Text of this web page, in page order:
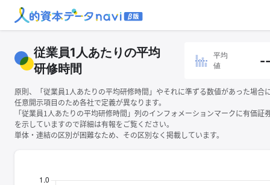
従業員1人あたりの平均
研修時間
平均
値
--
原則、「従業員1人あたりの平均研修時間」やそれに準ずる数値があった場合
任意開示項目のため各社で定義が異なります。
「従業員1人あたりの平均研修時間」列のインフォメーションマークに有価証
を示していますので詳細は有報をご覧ください。
単体・連結の区別が困難なため、その区別なく掲載しています。